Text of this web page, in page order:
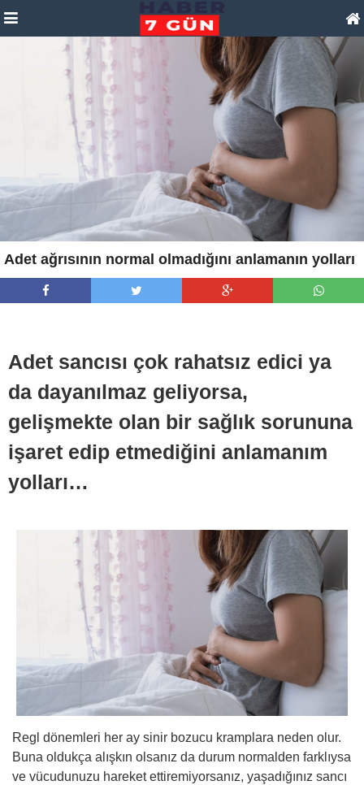
Adet ağrısının normal olmadığını anlamanın yolları
Adet sancısı çok rahatsız edici ya
da dayanılmaz geliyorsa,
gelişmekte olan bir sağlık sorununa
işaret edip etmediğini anlamanım
yolları…
Regl dönemleri her ay sinir bozucu kramplara neden olur.
Buna oldukça alışkın olsanız da durum normalden farklıysa
ve vücudunuzu hareket ettiremiyorsanız, yaşadığınız sancı